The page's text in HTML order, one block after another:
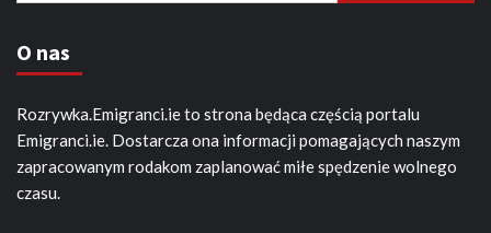
O nas
Rozrywka.Emigranci.ie to strona będąca częścią portalu
Emigranci.ie. Dostarcza ona informacji pomagających naszym
zapracowanym rodakom zaplanować miłe spędzenie wolnego
czasu.